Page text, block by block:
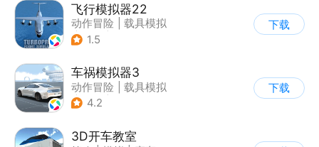
飞行模拟器22
动作冒险
载具模拟
| 飞机
1.5
下载
车祸模拟器3
动作冒险
载具模拟
| 汽车
4.2
下载
3D开车教室